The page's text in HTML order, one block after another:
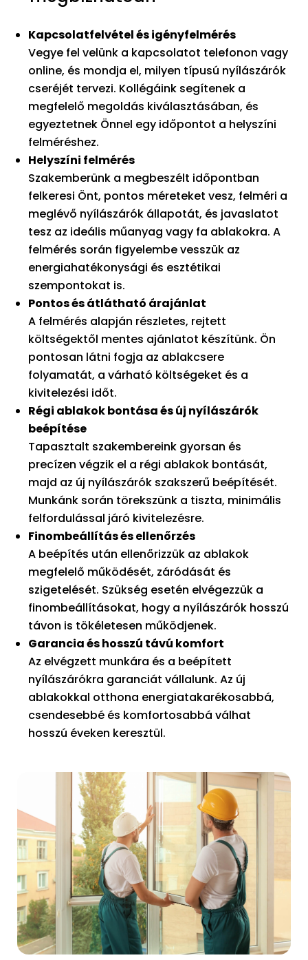
Kapcsolatfelvétel és igényfelmérés
Vegye fel velünk a kapcsolatot telefonon vagy
online, és mondja el, milyen típusú nyílászárók
cseréjét tervezi. Kollégáink segítenek a
megfelelő megoldás kiválasztásában, és
egyeztetnek Önnel egy időpontot a helyszíni
felméréshez.
Helyszíni felmérés
Szakemberünk a megbeszélt időpontban
felkeresi Önt, pontos méreteket vesz, felméri a
meglévő nyílászárók állapotát, és javaslatot
tesz az ideális műanyag vagy fa ablakokra. A
felmérés során figyelembe vesszük az
energiahatékonysági és esztétikai
szempontokat is.
Pontos és átlátható árajánlat
A felmérés alapján részletes, rejtett
költségektől mentes ajánlatot készítünk. Ön
pontosan látni fogja az ablakcsere
folyamatát, a várható költségeket és a
kivitelezési időt.
Régi ablakok bontása és új nyílászárók
beépítése
Tapasztalt szakembereink gyorsan és
precízen végzik el a régi ablakok bontását,
majd az új nyílászárók szakszerű beépítését.
Munkánk során törekszünk a tiszta, minimális
felfordulással járó kivitelezésre.
Finombeállítás és ellenőrzés
A beépítés után ellenőrizzük az ablakok
megfelelő működését, záródását és
szigetelését. Szükség esetén elvégezzük a
finombeállításokat, hogy a nyílászárók hosszú
távon is tökéletesen működjenek.
Garancia és hosszú távú komfort
Az elvégzett munkára és a beépített
nyílászárókra garanciát vállalunk. Az új
ablakokkal otthona energiatakarékosabbá,
csendesebbé és komfortosabbá válhat
hosszú éveken keresztül.